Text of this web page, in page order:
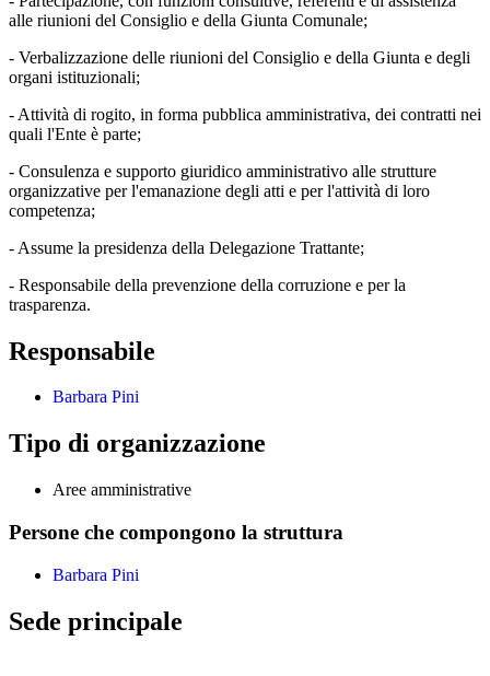
alle riunioni del Consiglio e della Giunta Comunale;
- Verbalizzazione delle riunioni del Consiglio e della Giunta e degli
organi istituzionali;
- Attività di rogito, in forma pubblica amministrativa, dei contratti nei
quali l'Ente è parte;
- Consulenza e supporto giuridico amministrativo alle strutture
organizzative per l'emanazione degli atti e per l'attività di loro
competenza;
- Assume la presidenza della Delegazione Trattante;
- Responsabile della prevenzione della corruzione e per la
trasparenza.
Responsabile
Barbara Pini
Tipo di organizzazione
Aree amministrative
Persone che compongono la struttura
Barbara Pini
Sede principale